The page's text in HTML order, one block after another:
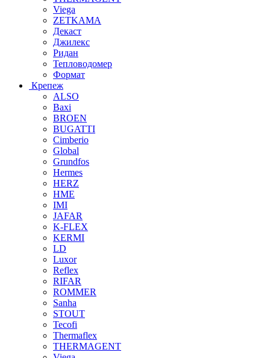
Viega
ZETKAMA
Декаст
Джилекс
Ридан
Тепловодомер
Формат
Крепеж
ALSO
Baxi
BROEN
BUGATTI
Cimberio
Global
Grundfos
Hermes
HERZ
HME
IMI
JAFAR
K-FLEX
KERMI
LD
Luxor
Reflex
RIFAR
ROMMER
Sanha
STOUT
Tecofi
Thermaflex
THERMAGENT